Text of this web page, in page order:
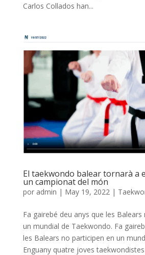
Carlos Collados han...
El taekwondo balear tornarà a
un campionat del món
por admin | May 19, 2022 |
Fa gairebé deu anys que les
un mundial de Taekwondo. Fa
les Balears no participen en un
Enguany quatre joves